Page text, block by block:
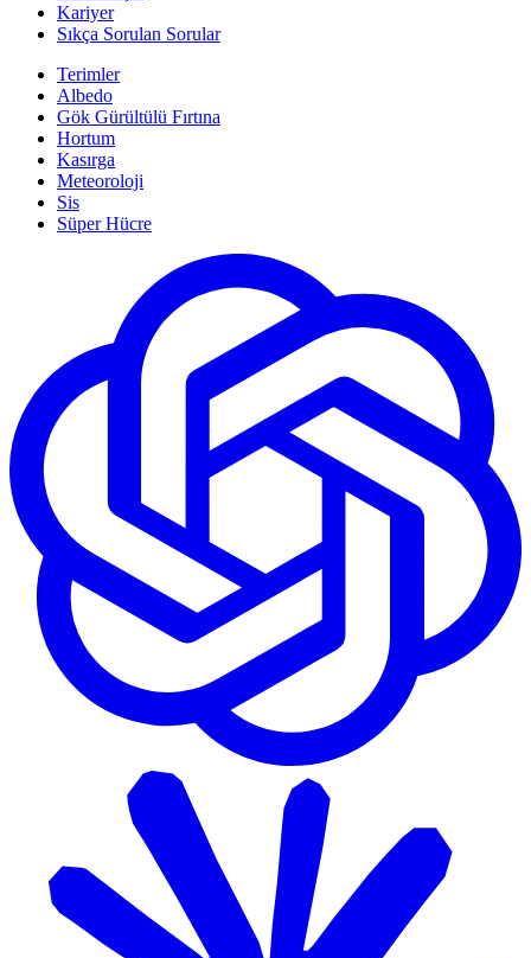
Kariyer
Sıkça Sorulan Sorular
Terimler
Albedo
Gök Gürültülü Fırtına
Hortum
Kasırga
Meteoroloji
Sis
Süper Hücre